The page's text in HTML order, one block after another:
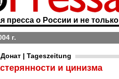
пресса о России и не только
г.
| Tageszeitung
и цинизма